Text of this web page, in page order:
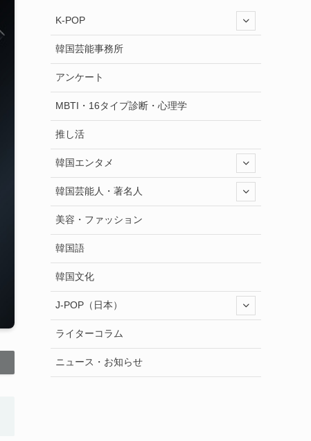
K-POP
韓国芸能事務所
アンケート
MBTI・16タイプ診断・心理学
推し活
韓国エンタメ
韓国芸能人・著名人
美容・ファッション
韓国語
韓国文化
J-POP（日本）
ライターコラム
ニュース・お知らせ